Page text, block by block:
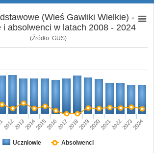
(Wieś Gawliki Wielkie) -
i absolwenci w latach 2008 - 2024
(Źródło: GUS)
Uczniowie Absolwenci
2012201320142015201620172018201920202021202220232024